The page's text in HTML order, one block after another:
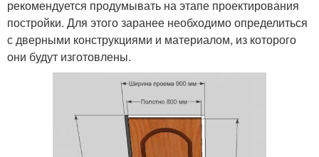
рекомендуется продумывать на этапе проектирования
постройки. Для этого заранее необходимо определиться
с дверными конструкциями и материалом, из которого
они будут изготовлены.